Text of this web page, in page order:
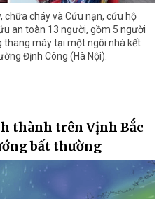
chữa cháy và Cứu nạn, cứu hộ
an toàn 13 người, gồm 5 người
thang máy tại một ngôi nhà kết
Định Công (Hà Nội).
thành trên Vịnh Bắc
bất thường